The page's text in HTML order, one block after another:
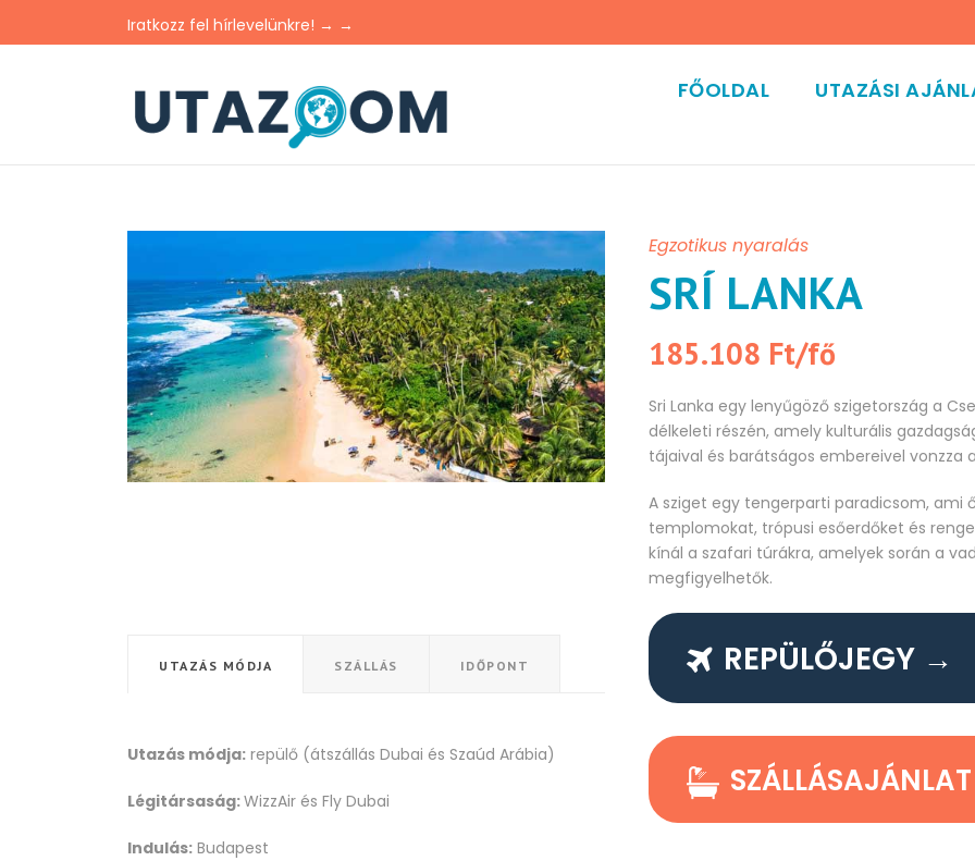
Iratkozz fel hírlevelünkre! → →
FŐOLDAL UTAZÁSI
Egzotikus nyaralás
SRÍ LANKA
185.108 Ft/fő
Sri Lanka egy lenyűgöző szigetország a
délkeleti részén, amely kulturális
tájaival és barátságos embereivel vonzza
A sziget egy tengerparti paradicsom, ami
templomokat, trópusi esőerdőket és
kínál a szafari túrákra, amelyek során a
megfigyelhetők.
UTAZÁS MÓDJA SZÁLLÁS IDŐPONT
Utazás módja: repülő (átszállás Dubai és Szaúd Arábia)
Légitársaság:WizzAir és Fly Dubai
Indulás: Budapest
REPÜLŐJEGY →